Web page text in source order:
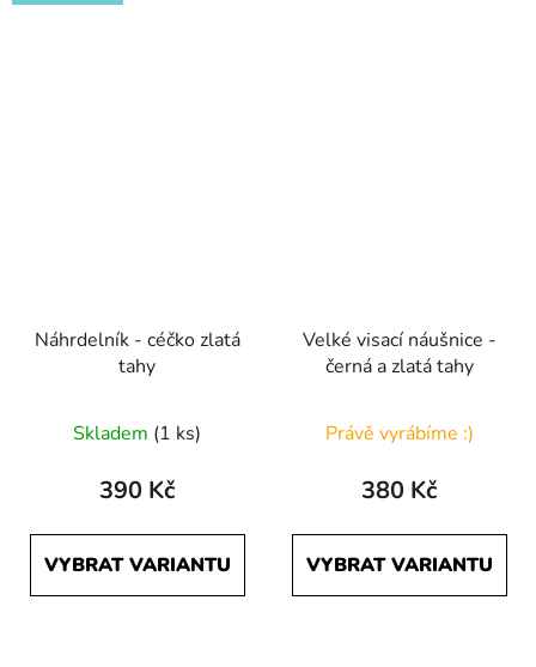
Náhrdelník - céčko zlatá
tahy
Skladem (1 ks)
390 Kč
VYBRAT VARIANTU
Velké visací náušnice -
černá a zlatá tahy
hodnocení
produktu
5,0
z
Právě vyrábíme :)
380 Kč
VYBRAT VARIANTU